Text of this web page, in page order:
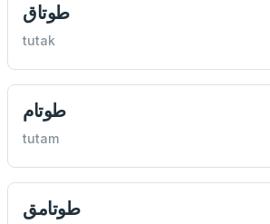
طوتاق
tutak
طوتام
tutam
طوتامق